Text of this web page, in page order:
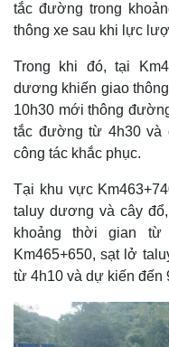
tắc đường trong
thông xe sau khi lực
Trong khi đó, tại
dương khiến giao
10h30 mới thông
tắc đường từ 4h30 và
công tác khắc phục.
Tại khu vực
taluy dương và cây
khoảng thời gian
Km465+650, sạt lở
từ 4h10 và dự kiến đến